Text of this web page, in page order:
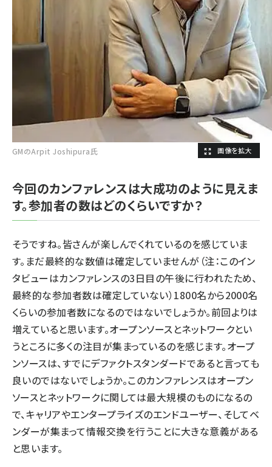
GMのArpit Joshipura氏
今回のカンファレンスは大成功のように見えま
す。参加者の数はどのくらいですか？
そうですね。皆さんが楽しんでくれているのを感じていま
す。まだ最終的な数値は確定していませんが（注：このイン
タビューはカンファレンスの3日目の午後に行われたため、
最終的な参加者数は確定していない）1800名から2000名
くらいの参加者数になるのではないでしょうか。前回よりは
増えていると思います。オープンソースとネットワークとい
うところに多くの注目が集まっているのを感じます。オープ
ンソースは、すでにデファクトスタンダードであると言っても
良いのではないでしょうか。このカンファレンスはオープン
ソースとネットワークに関しては最大規模のものになるの
で、キャリアやエンタープライズのエンドユーザー、そしてベ
ンダーが集まって情報交換を行うことに大きな意義がある
と思います。